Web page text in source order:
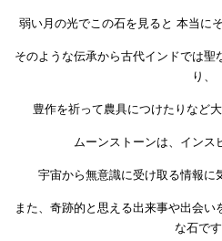
弱い月の光でこの石を見ると 本当に
そのような伝承から古代インドでは聖
り、
豊作を祈って農具につけたりなど
ムーンストーンは、インス
宇宙から無意識に受け取る情報に
また、奇跡的と思える出来事や出会
な石です